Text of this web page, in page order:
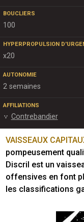
BOUCLIERS
100
HYPERPROPULSION
x20
AUTONOMIE
2 semaines
AFFILIATIONS
Contrebandier
VAISSEAUX
pompeusement
Discril est un
offensives en font
les classifications